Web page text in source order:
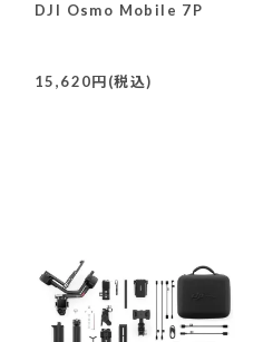
DJI Osmo Mobile 7P
15,620円(税込)